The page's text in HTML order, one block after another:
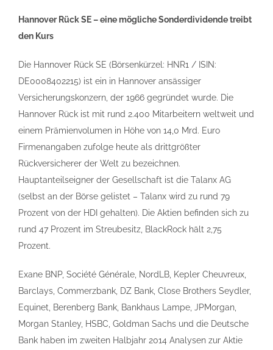
Hannover Rück SE – eine mögliche Sonderdividende treibt
den Kurs
Die Hannover Rück SE (Börsenkürzel: HNR1 / ISIN:
DE0008402215) ist ein in Hannover ansässiger
Versicherungskonzern, der 1966 gegründet wurde. Die
Hannover Rück ist mit rund 2.400 Mitarbeitern weltweit und
einem Prämienvolumen in Höhe von 14,0 Mrd. Euro
Firmenangaben zufolge heute als drittgrößter
Rückversicherer der Welt zu bezeichnen.
Hauptanteilseigner der Gesellschaft ist die Talanx AG
(selbst an der Börse gelistet – Talanx wird zu rund 79
Prozent von der HDI gehalten). Die Aktien befinden sich zu
rund 47 Prozent im Streubesitz, BlackRock hält 2,75
Prozent.
Exane BNP, Société Générale, NordLB, Kepler Cheuvreux,
Barclays, Commerzbank, DZ Bank, Close Brothers Seydler,
Equinet, Berenberg Bank, Bankhaus Lampe, JPMorgan,
Morgan Stanley, HSBC, Goldman Sachs und die Deutsche
Bank haben im zweiten Halbjahr 2014 Analysen zur Aktie